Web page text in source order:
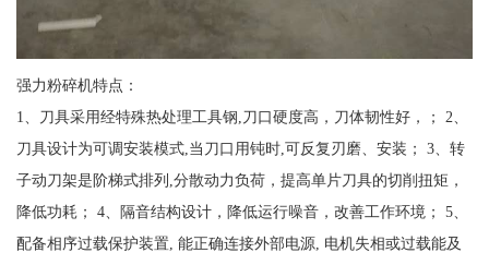
强力粉碎机特点：
1、刀具采用经特殊热处理工具钢,刀口硬度高，刀体韧性好，； 2、
刀具设计为可调安装模式,当刀口用钝时,可反复刃磨、安装； 3、转
子动刀架是阶梯式排列,分散动力负荷，提高单片刀具的切削扭矩，
降低功耗； 4、隔音结构设计，降低运行噪音，改善工作环境； 5、
配备相序过载保护装置, 能正确连接外部电源, 电机失相或过载能及